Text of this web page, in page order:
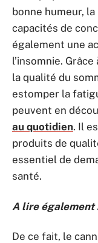
bonne humeur,
capacités de
également une
l’insomnie.
la qualité du
estomper la
peuvent en
au quotidien. Il
produits de
essentiel de
santé.
A lire également
De ce fait, le